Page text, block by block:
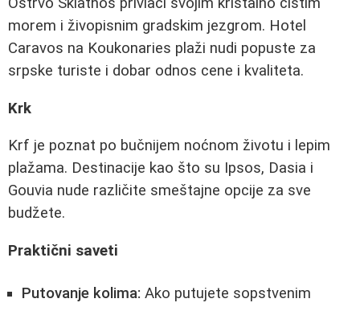
morem i živopisnim gradskim jezgrom. Hotel
Caravos na Koukonaries plaži nudi popuste za
srpske turiste i dobar odnos cene i kvaliteta.
Krk
Krf je poznat po bučnijem noćnom životu i lepim
plažama. Destinacije kao što su Ipsos, Dasia i
Gouvia nude različite smeštajne opcije za sve
budžete.
Praktični saveti
Putovanje kolima: Ako putujete sopstvenim